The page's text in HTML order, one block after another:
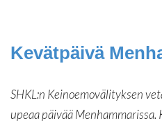
Kevätpäivä
SHKL:n Keinoemovälityksen
upeaa päivää Menhammarissa.